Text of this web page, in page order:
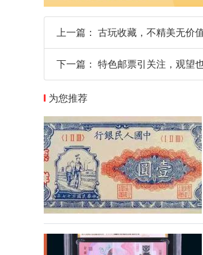
上一篇： 古玩收藏，不精美无价
下一篇： 特色邮票引关注，观望
为您推荐